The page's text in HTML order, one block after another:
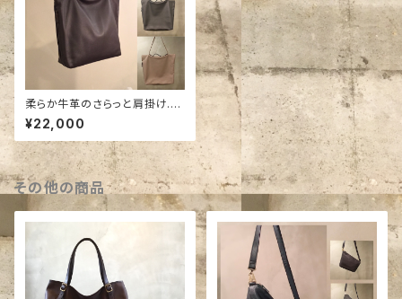
柔らか牛革のさらっと肩掛け.手
提げトート。
¥22,000
その他の商品